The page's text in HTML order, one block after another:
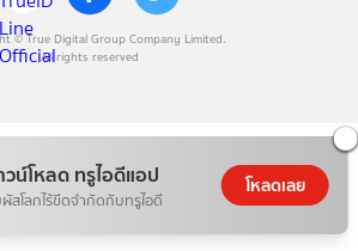
น์โหลด ทรูไอดีแอป
สโลกไร้ขีดจำกัดกับทรูไอดี
โหลดเลย
© True Digital Group Company Limited.
All rights reserved